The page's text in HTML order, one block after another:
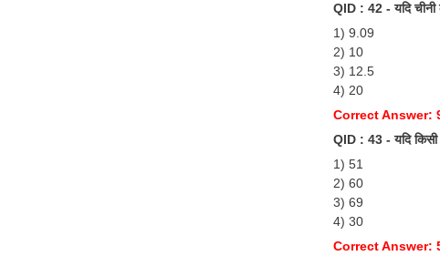
QID : 42 - यदि चीनी
1) 9.09
2) 10
3) 12.5
4) 20
Correct Answer:
QID : 43 - यदि किसी
1) 51
2) 60
3) 69
4) 30
Correct Answer: